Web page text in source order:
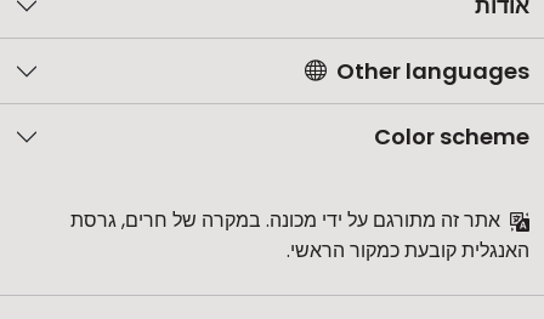
Other languages
Color scheme
אתר זה מתורגם על ידי מכונה. במקרה של חרים, גרסת
האנגלית קובעת כמקור הראשי.